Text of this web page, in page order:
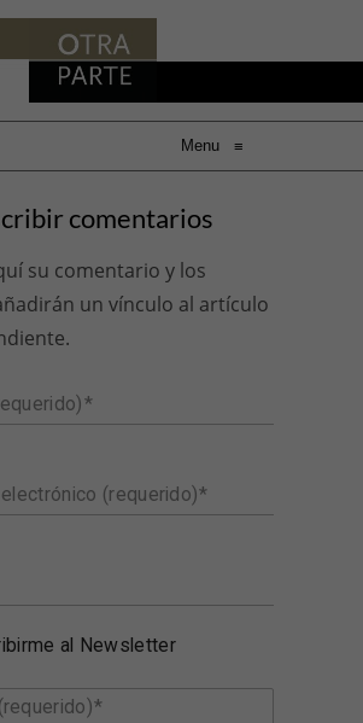
Menu ≡
comentarios
su comentario y los
un vínculo al artículo
(requerido)
al Newsletter